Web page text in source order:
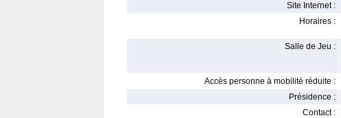
Site Internet :
Horaires :
Salle de Jeu :
Accès personne à mobilité réduite :
Présidence :
Contact :